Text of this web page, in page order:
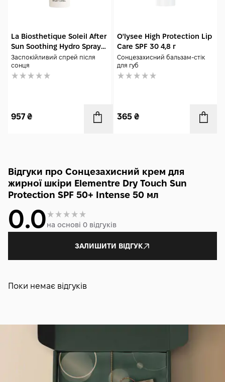
La Biosthetique Soleil After
Sun Soothing Hydro Spray
100 мл
Заспокійливий спрей після
сонця
957 ₴
O'lysee High Protection Lip
Care SPF 30 4,8 г
Сонцезахисний бальзам-стік
для губ
365 ₴
Відгуки про Сонцезахисний крем для
жирної шкіри Elementre Dry Touch Sun
Protection SPF 50+ Intense 50 мл
0.0на основі 0 відгуків
ЗАЛИШИТИ ВІДГУК
Поки немає відгуків